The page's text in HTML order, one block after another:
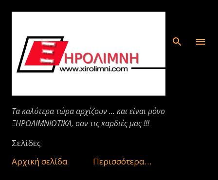
Μετάβαση στο κύριο περιεχόμενο
Τα καλύτερα τώρα αρχίζουν ... και είναι μόνο
ΞΗΡΟΛΙΜΝΙΩΤΙΚΑ, σαν τις καρδιές μας !!!
Σελίδες
Αρχική σελίδα
Περισσότερα…